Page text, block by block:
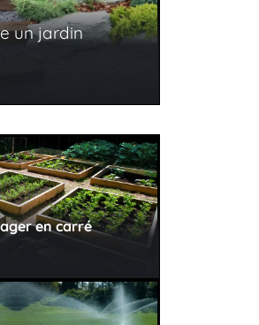
un jardin
en carré